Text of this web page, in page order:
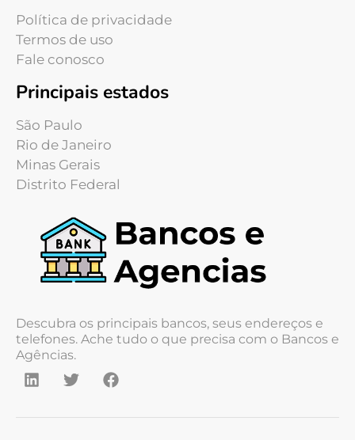
Política de privacidade
Termos de uso
Fale conosco
Principais estados
São Paulo
Rio de Janeiro
Minas Gerais
Distrito Federal
Descubra os principais bancos, seus endereços e
telefones. Ache tudo o que precisa com o Bancos e
Agências.